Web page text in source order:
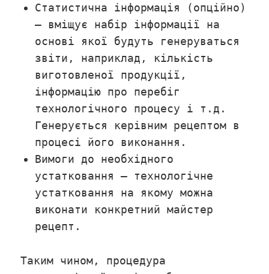
Статистична інформація (опційно)
– вміщує набір інформації на
основі якої будуть генеруваться
звіти, наприклад, кількість
виготовленої продукції,
інформацію про перебіг
технологічного процесу і т.д.
Генерується керівним рецептом в
процесі його виконання.
Вимоги до необхідного
устатковання – технологічне
устатковання на якому можна
виконати конкретний майстер
рецепт.
Таким чином, процедура